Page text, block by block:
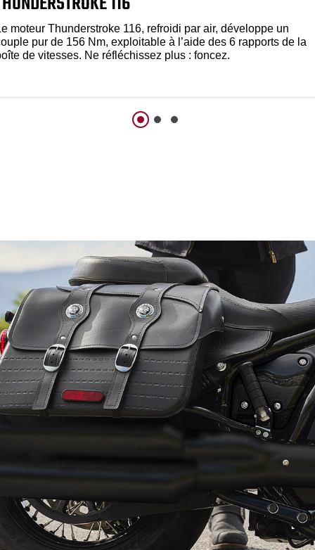
moteur Thunderstroke 116, refroidi par air, développe un
pur de 156 Nm, exploitable à l’aide des 6 rapports de la
de vitesses. Ne réfléchissez plus : foncez.